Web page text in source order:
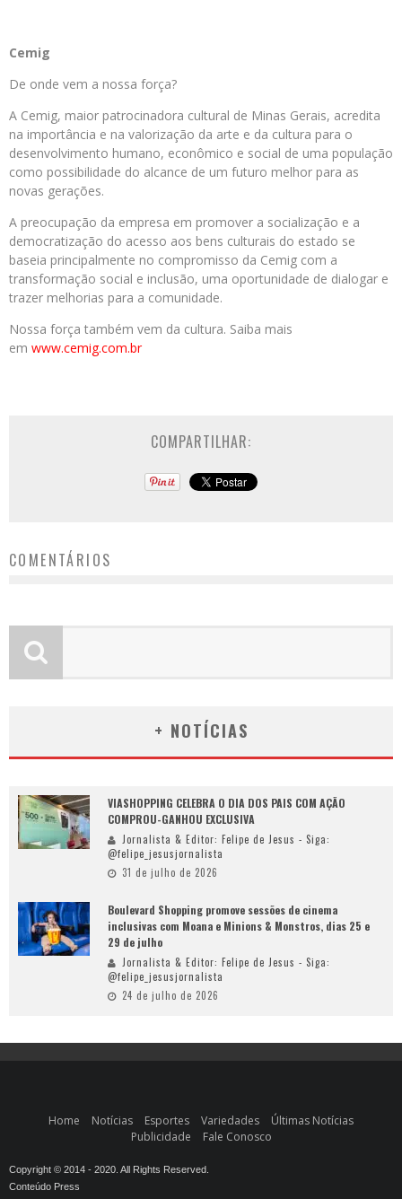
Cemig
De onde vem a nossa força?
A Cemig, maior patrocinadora cultural de Minas Gerais, acredita
na importância e na valorização da arte e da cultura para o
desenvolvimento humano, econômico e social de uma população
como possibilidade do alcance de um futuro melhor para as
novas gerações.
A preocupação da empresa em promover a socialização e a
democratização do acesso aos bens culturais do estado se
baseia principalmente no compromisso da Cemig com a
transformação social e inclusão, uma oportunidade de dialogar e
trazer melhorias para a comunidade.
Nossa força também vem da cultura. Saiba mais
em www.cemig.com.br
COMPARTILHAR:
COMENTÁRIOS
+ NOTÍCIAS
VIASHOPPING CELEBRA O DIA DOS PAIS COM AÇÃO
COMPROU-GANHOU EXCLUSIVA
Jornalista & Editor: Felipe de Jesus - Siga:
@felipe_jesusjornalista
31 de julho de 2026
Boulevard Shopping promove sessões de cinema
inclusivas com Moana e Minions & Monstros, dias 25 e
29 de julho
Jornalista & Editor: Felipe de Jesus - Siga:
@felipe_jesusjornalista
24 de julho de 2026
Home Notícias Esportes Variedades
Últimas Notícias
Publicidade
Fale Conosco
Copyright © 2014 - 2020. All Rights Reserved.
Conteúdo Press